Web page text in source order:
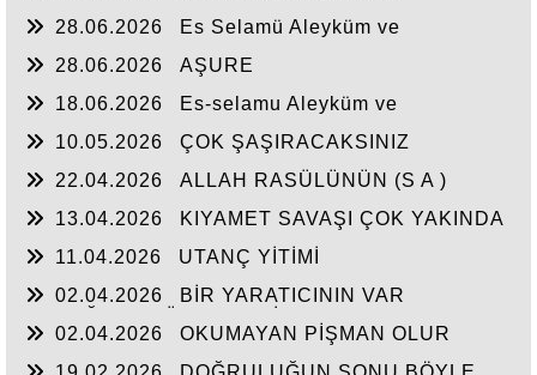
28.06.2026
Es Selamü Aleyküm ve
28.06.2026
AŞURE
18.06.2026
Es-selamu Aleyküm ve
10.05.2026
ÇOK ŞAŞIRACAKSINIZ
22.04.2026
ALLAH RASÜLÜNÜN (S A )
13.04.2026
KIYAMET SAVAŞI ÇOK YAKINDA
11.04.2026
UTANÇ YİTİMİ
02.04.2026
BİR YARATICININ VAR
02.04.2026
OKUMAYAN PİŞMAN OLUR